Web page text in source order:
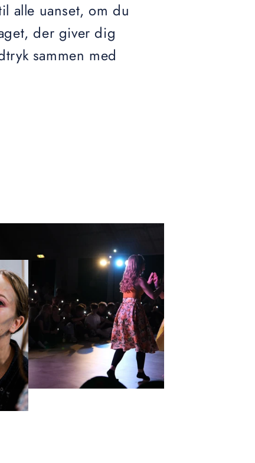
alle uanset, om du
der giver dig
sammen med